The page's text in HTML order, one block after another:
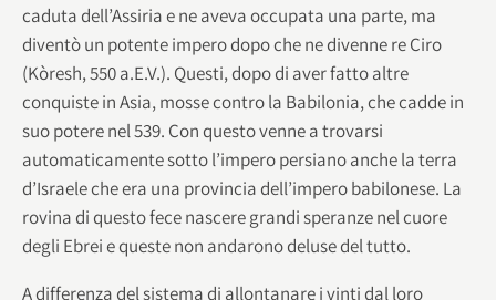
caduta dell’Assiria e ne aveva occupata una parte, ma
diventò un potente impero dopo che ne divenne re Ciro
(Kòresh, 550 a.E.V.). Questi, dopo di aver fatto altre
conquiste in Asia, mosse contro la Babilonia, che cadde in
suo potere nel 539. Con questo venne a trovarsi
automaticamente sotto l’impero persiano anche la terra
d’Israele che era una provincia dell’impero babilonese. La
rovina di questo fece nascere grandi speranze nel cuore
degli Ebrei e queste non andarono deluse del tutto.
A differenza del sistema di allontanare i vinti dal loro